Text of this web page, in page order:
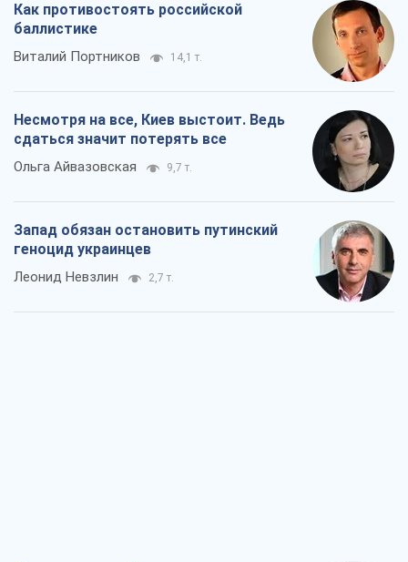
Как противостоять российской
баллистике
Виталий Портников 14,1 т.
Несмотря на все, Киев выстоит. Ведь
сдаться значит потерять все
Ольга Айвазовская 9,7 т.
Запад обязан остановить путинский
геноцид украинцев
Леонид Невзлин 2,7 т.